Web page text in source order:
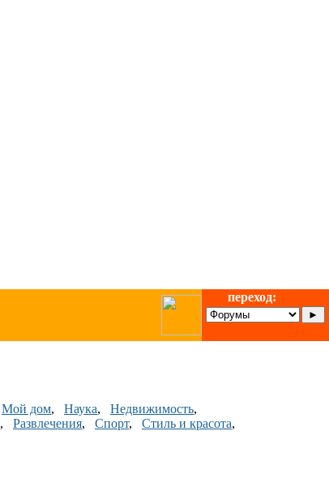
переход:
Мой дом, Наука, Недвижимость,
, Развлечения, Спорт, Стиль и красота,